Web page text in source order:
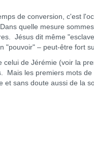
de conversion, c'est
quelle mesure
Jésus dit même
"pouvoir" – peut-être fort
de Jérémie (voir la
Mais les premiers mots
et sans doute aussi de la